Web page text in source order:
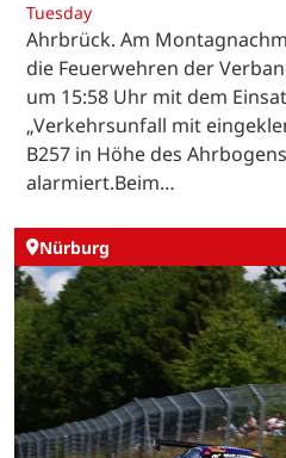
Tuesday
Ahrbrück. Am
die Feuerwehren der
um 15:58 Uhr mit dem
„Verkehrsunfall mit
B257 in Höhe des
alarmiert.Beim…
Nürburg